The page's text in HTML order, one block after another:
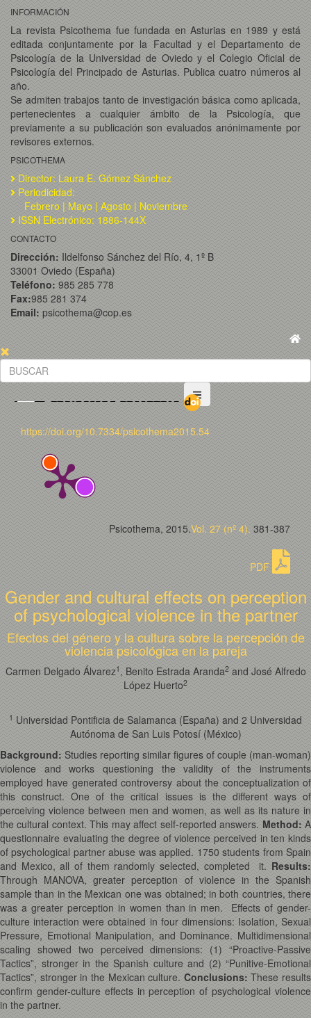
INFORMACIÓN
La revista Psicothema fue fundada en Asturias en 1989 y está
editada conjuntamente por la Facultad y el Departamento de
Psicología de la Universidad de Oviedo y el Colegio Oficial de
Psicología del Principado de Asturias. Publica cuatro números al
año.
Se admiten trabajos tanto de investigación básica como aplicada,
pertenecientes a cualquier ámbito de la Psicología, que
previamente a su publicación son evaluados anónimamente por
revisores externos.
PSICOTHEMA
Director: Laura E. Gómez Sánchez
Periodicidad:
Febrero | Mayo | Agosto | Noviembre
ISSN Electrónico: 1886-144X
CONTACTO
Dirección: Ildelfonso Sánchez del Río, 4, 1º B
33001 Oviedo (España)
Teléfono: 985 285 778
Fax:985 281 374
Email: psicothema@cop.es
https://doi.org/10.7334/psicothema2015.54
Psicothema, 2015.Vol. 27 (nº 4). 381-387
PDF
Gender and cultural effects on perception
of psychological violence in the partner
Efectos del género y la cultura sobre la percepción de
violencia psicológica en la pareja
Carmen Delgado Álvarez1 , Benito Estrada Aranda2and José Alfredo
López Huerto2
1 Universidad Pontificia de Salamanca (España) and 2 Universidad
Autónoma de San Luis Potosí (México)
Background: Studies reporting similar figures of couple (man-woman)
violence and works questioning the validity of the instruments
employed have generated controversy about the conceptualization of
this construct. One of the critical issues is the different ways of
perceiving violence between men and women, as well as its nature in
the cultural context. This may affect self-reported answers. Method:A
questionnaire evaluating the degree of violence perceived in ten kinds
of psychological partner abuse was applied. 1750 students from Spain
and Mexico, all of them randomly selected, completed it. Results:
Through MANOVA, greater perception of violence in the Spanish
sample than in the Mexican one was obtained; in both countries, there
was a greater perception in women than in men. Effects of gender-
culture interaction were obtained in four dimensions: Isolation, Sexual
Pressure, Emotional Manipulation, and Dominance. Multidimensional
scaling showed two perceived dimensions: (1) “Proactive-Passive
Tactics”, stronger in the Spanish culture and (2) “Punitive-Emotional
Tactics”, stronger in the Mexican culture. Conclusions:These results
confirm gender-culture effects in perception of psychological violence
in the partner.